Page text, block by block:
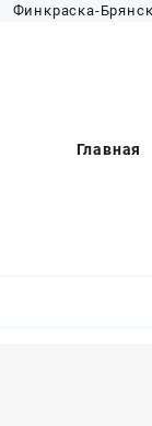
Финкраска-Брянск
Главная